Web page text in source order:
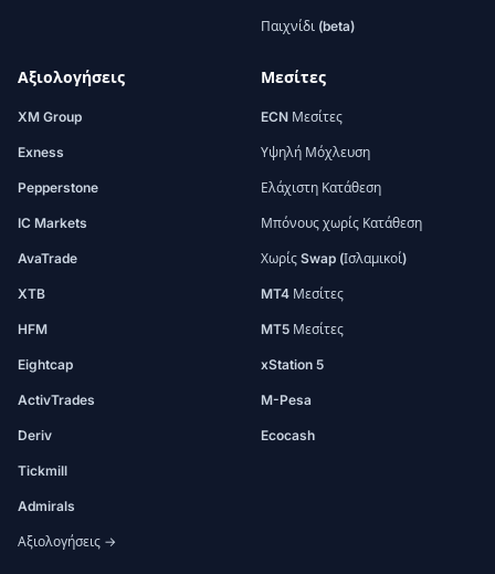
Παιχνίδι (beta)
Αξιολογήσεις
XM Group
Exness
Pepperstone
IC Markets
AvaTrade
XTB
HFM
Eightcap
ActivTrades
Deriv
Tickmill
Admirals
Αξιολογήσεις →
Μεσίτες
ECN Μεσίτες
Υψηλή Μόχλευση
Ελάχιστη Κατάθεση
Μπόνους χωρίς Κατάθεση
Χωρίς Swap (Ισλαμικοί)
MT4 Μεσίτες
MT5 Μεσίτες
xStation 5
M-Pesa
Ecocash